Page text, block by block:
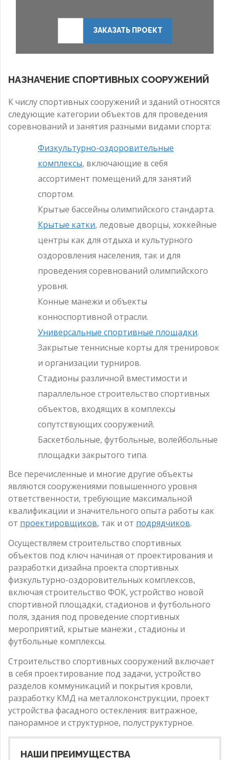
ЗАКАЗАТЬ ПРОЕКТ
НАЗНАЧЕНИЕ СПОРТИВНЫХ СООРУЖЕНИЙ
К числу спортивных сооружений и зданий относятся
следующие категории объектов для проведения
соревнований и занятия разными видами спорта:
Физкультурно-оздоровительные
комплексы, включающие в себя
ассортимент помещений для занятий
спортом.
Крытые бассейны олимпийского стандарта.
Крытые катки, ледовые дворцы, хоккейные
центры как для отдыха и культурного
оздоровления населения, так и для
проведения соревнований олимпийского
уровня.
Конные манежи и объекты
конноспортивной отрасли.
Универсальные спортивные площадки.
Закрытые теннисные корты для тренировок
и организации турниров.
Стадионы различной вместимости и
параллельное строительство спортивных
объектов, входящих в комплексы
сопутствующих сооружений.
Баскетбольные, футбольные, волейбольные
площадки закрытого типа.
Все перечисленные и многие другие объекты
являются сооружениями повышенного уровня
ответственности, требующие максимальной
квалификации и значительного опыта работы как
от проектировщиков, так и от подрядчиков.
Осуществляем строительство спортивных
объектов под ключ начиная от проектирования и
разработки дизайна проекта спортивных
физкультурно-оздоровительных комплексов,
включая строительство ФОК, устройство новой
спортивной площадки, стадионов и футбольного
поля, здания под проведение спортивных
мероприятий, крытые манежи , стадионы и
футбольные комплексы.
Строительство спортивных сооружений включает
в себя проектирование под задачи, устройство
разделов коммуникаций и покрытия кровли,
разработку КМД на металлоконструкции, проект
устройства фасадного остекления: витражное,
панорамное и структурное, полуструктурное.
НАШИ ПРЕИМУЩЕСТВА